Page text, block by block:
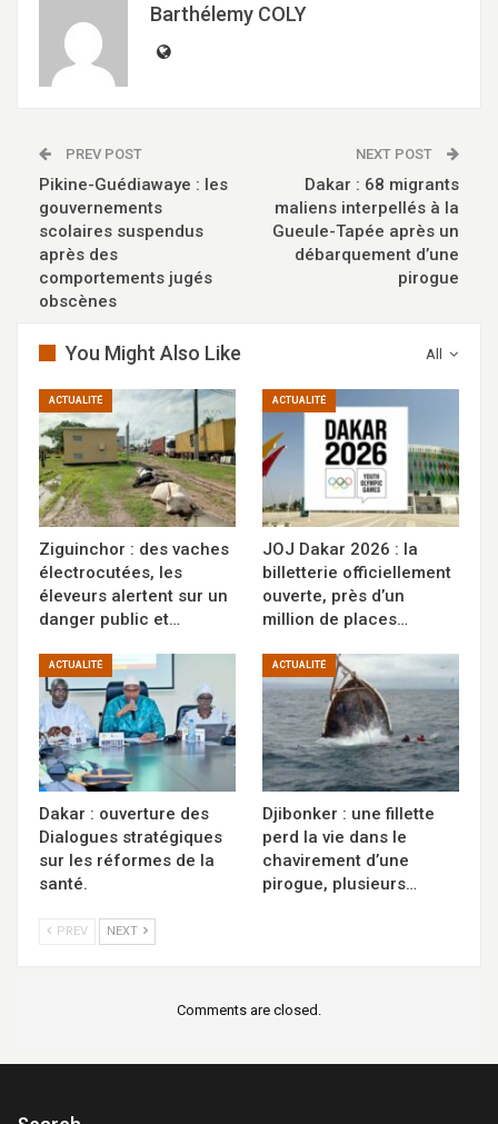
Barthélemy COLY
PREV POST
Pikine-Guédiawaye : les
gouvernements
scolaires suspendus
après des
comportements jugés
obscènes
NEXT POST
Dakar : 68 migrants
maliens interpellés à la
Gueule-Tapée après un
débarquement d’une
pirogue
All
You Might Also Like
ACTUALITÉ
Ziguinchor : des vaches
électrocutées, les
éleveurs alertent sur un
danger public et…
ACTUALITÉ
JOJ Dakar 2026 : la
billetterie officiellement
ouverte, près d’un
million de places…
ACTUALITÉ
Dakar : ouverture des
Dialogues stratégiques
sur les réformes de la
santé.
ACTUALITÉ
Djibonker : une fillette
perd la vie dans le
chavirement d’une
pirogue, plusieurs…
PREV NEXT
Comments are closed.